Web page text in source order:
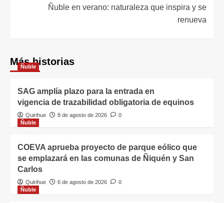
Ñuble en verano: naturaleza que inspira y se
renueva
Más historias
Ñuble
SAG amplía plazo para la entrada en
vigencia de trazabilidad obligatoria de equinos
Quirihue 8 de agosto de 2026
0
Ñuble
COEVA aprueba proyecto de parque eólico que
se emplazará en las comunas de Ñiquén y San
Carlos
Quirihue 6 de agosto de 2026
0
Ñuble